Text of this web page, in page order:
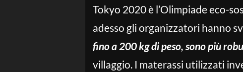
Tokyo 2020 è l’Olimpiade eco-
adesso gli organizzatori hanno
fino a 200 kg di peso, sono più
villaggio. I materassi utilizzati